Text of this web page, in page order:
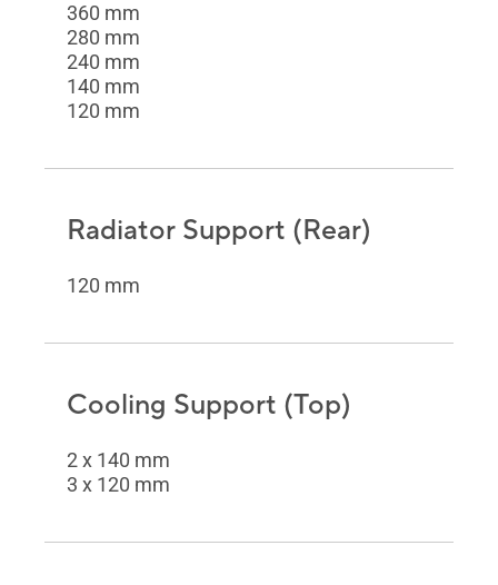
360 mm
280 mm
240 mm
140 mm
120 mm
Radiator Support (Rear)
120 mm
Cooling Support (Top)
2 x 140 mm
3 x 120 mm